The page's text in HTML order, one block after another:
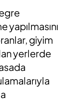
yapılmasını
giyim
yerlerde